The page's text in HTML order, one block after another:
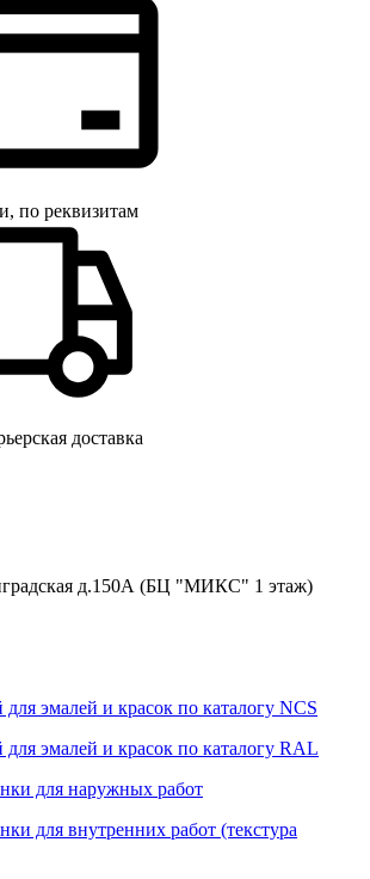
по реквизитам
доставка
д.150А (БЦ "МИКС" 1 этаж)
эмалей и красок по каталогу NCS
эмалей и красок по каталогу RAL
для наружных работ
для внутренних работ (текстура